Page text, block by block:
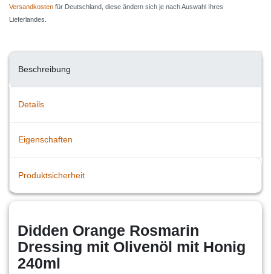
Versandkosten für Deutschland, diese ändern sich je nach Auswahl Ihres
Lieferlandes.
Beschreibung
Details
Eigenschaften
Produktsicherheit
Didden Orange Rosmarin
Dressing mit Olivenöl mit Honig
240ml